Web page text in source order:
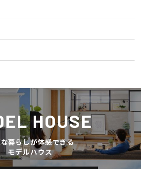
HOUSE
暮らしが体感できる
モデルハウス